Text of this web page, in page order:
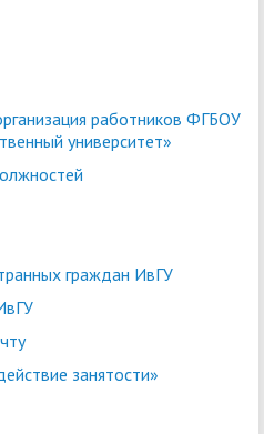
работников ФГБОУ
университет»
граждан ИвГУ
занятости»